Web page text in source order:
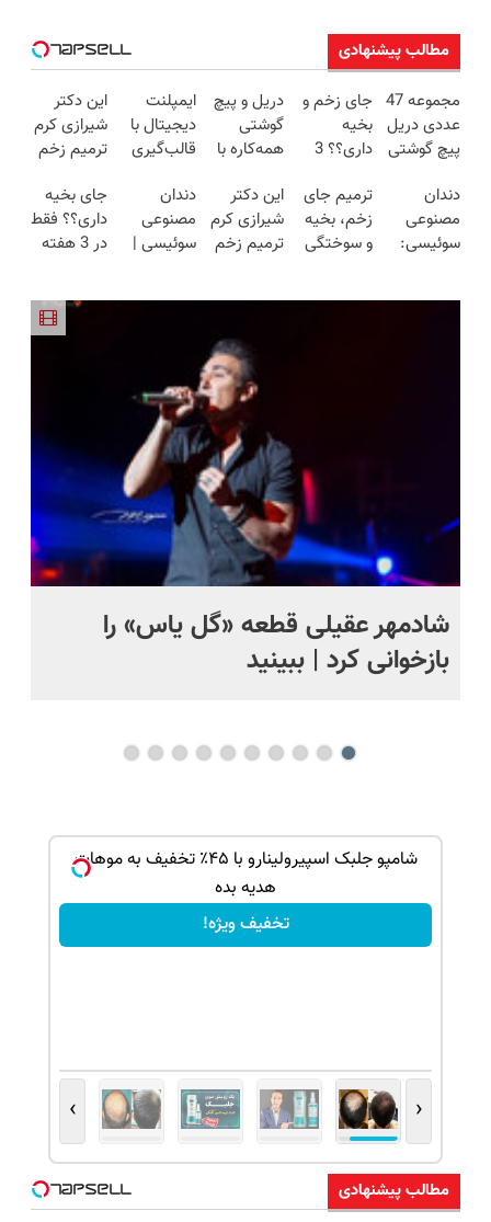
مطالب پیشنهادی
مجموعه 47
عددی دریل
پیچ گوشتی
(تخفیف به
مدت
محدود)
جای زخم و
بخیه
داری؟؟ 3
محوش کن!
دریل و پیچ
گوشتی
همه‌کاره با
هوشمند ⚙️
(نصف
قیمت بازار
ایمپلنت
دیجیتال با
قالب‌گیری
مشاوره
رایگان
این دکتر
شیرازی کرم
ترمیم زخم
ساخت!!!
دندان
مصنوعی
سوئیسی:
ترمیم جای
زخم، بخیه
و سوختگی
این دکتر
شیرازی کرم
ترمیم زخم
دندان
مصنوعی
سوئیسی |
اقساطی😍
جای بخیه
داری؟؟ فقط
در 3 هفته
شادمهر عقیلی قطعه «گل یاس» را
بازخوانی کرد | ببینید
شامپو جلبک اسپیرولینارو با ۴۵٪ تخفیف به موهات
هدیه بده
تخفیف ویژه!
‹
›
مطالب پیشنهادی